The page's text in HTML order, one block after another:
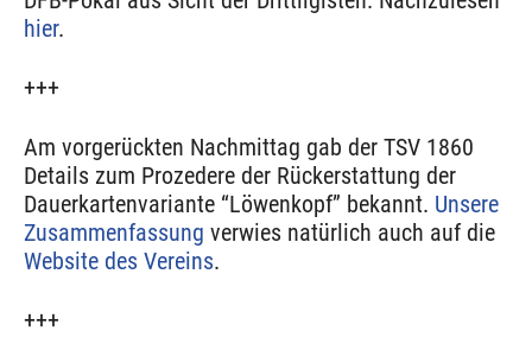
hier.
+++
Am vorgerückten Nachmittag gab der TSV 1860
Details zum Prozedere der Rückerstattung der
Dauerkartenvariante “Löwenkopf” bekannt. Unsere
Zusammenfassung verwies natürlich auch auf die
Website des Vereins.
+++